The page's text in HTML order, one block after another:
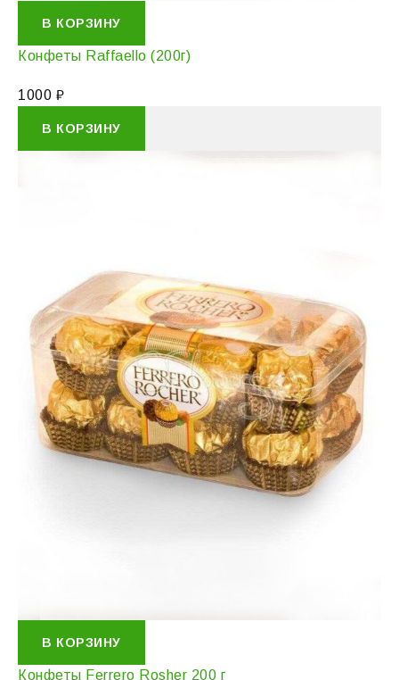
В КОРЗИНУ
Конфеты Raffaello (200г)
1000 ₽
В КОРЗИНУ
В КОРЗИНУ
Конфеты Ferrero Rosher 200 г